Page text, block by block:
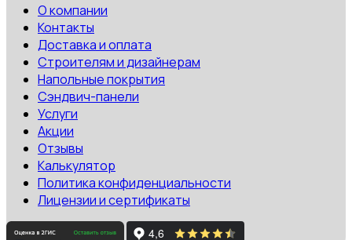
О компании
Контакты
Доставка и оплата
Строителям и дизайнерам
Напольные покрытия
Сэндвич-панели
Услуги
Акции
Отзывы
Калькулятор
Политика конфиденциальности
Лицензии и сертификаты